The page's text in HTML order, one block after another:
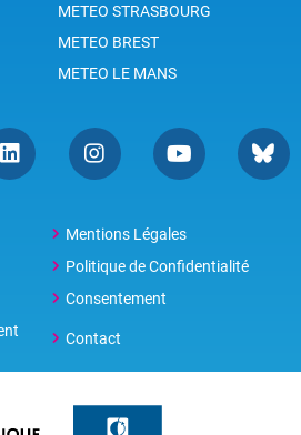
METEO STRASBOURG
METEO BREST
METEO LE MANS
Mentions Légales
Politique de Confidentialité
Consentement
Contact